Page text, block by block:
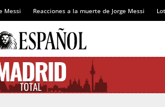
Messi Reacciones a la muerte de Jorge Messi